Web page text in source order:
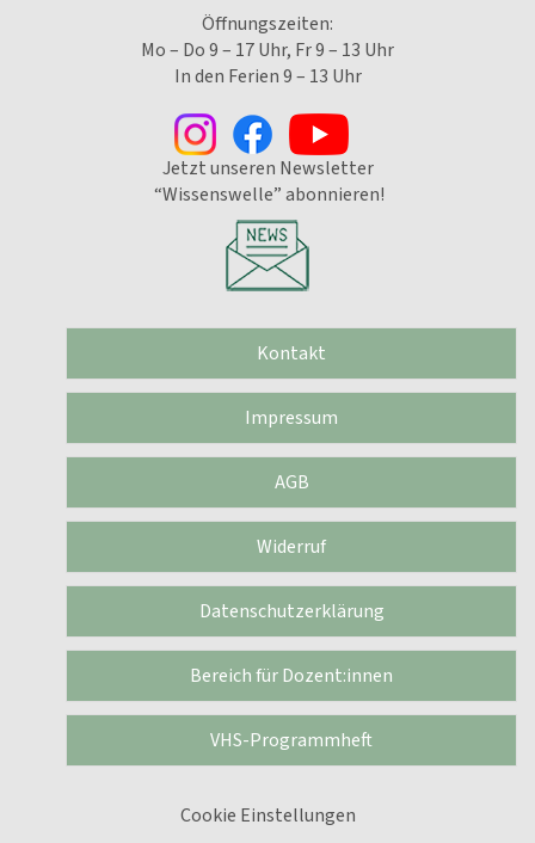
Öffnungszeiten:
Mo – Do 9 – 17 Uhr, Fr 9 – 13 Uhr
In den Ferien 9 – 13 Uhr
Jetzt unseren Newsletter
“Wissenswelle” abonnieren!
Kontakt
Impressum
AGB
Widerruf
Datenschutzerklärung
Bereich für Dozent:innen
VHS-Programmheft
Cookie Einstellungen